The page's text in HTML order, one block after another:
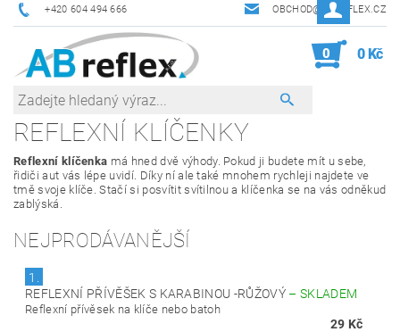
+420 604 494 666 OBCHOD@ABREFLEX.CZ
0 0 Kč
REFLEXNÍ KLÍČENKY
Reflexní klíčenka má hned dvě výhody. Pokud ji budete mít u sebe,
řidiči aut vás lépe uvidí. Díky ní ale také mnohem rychleji najdete ve
tmě svoje klíče. Stačí si posvítit svítilnou a klíčenka se na vás odněkud
zablýská.
NEJPRODÁVANĚJŠÍ
1.
REFLEXNÍ PŘÍVĚŠEK S KARABINOU -RŮŽOVÝ – SKLADEM
Reflexní přívěsek na klíče nebo batoh
29 Kč